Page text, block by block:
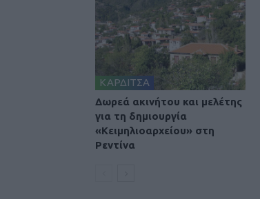
ΚΑΡΔΙΤΣΑ
Δωρεά ακινήτου και μελέτης
για τη δημιουργία
«Κειμηλιοαρχείου» στη
Ρεντίνα